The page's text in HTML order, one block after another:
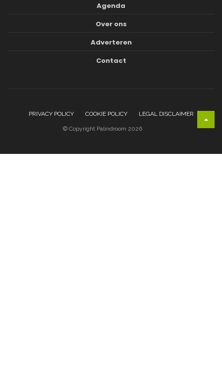
Agenda
Over ons
Adverteren
Contact
PRIVACY POLICY COOKIE POLICY LEGAL DISCLAIMER
© Copyright Palindroom 2026